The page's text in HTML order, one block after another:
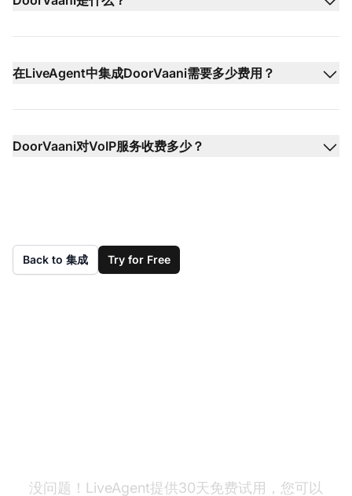
在LiveAgent中集成DoorVaani需要多少费用？
DoorVaani对VoIP服务收费多少？
Back to 集成 Try for Free
没问题！LiveAgent提供30天免费试用，您可以